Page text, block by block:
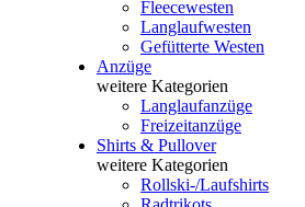
Fleecewesten
Langlaufwesten
Gefütterte Westen
Anzüge
weitere Kategorien
Langlaufanzüge
Freizeitanzüge
Shirts & Pullover
weitere Kategorien
Rollski-/Laufshirts